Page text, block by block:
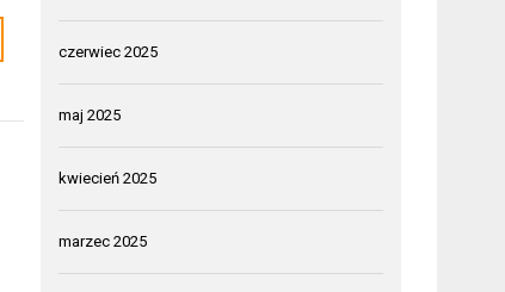
czerwiec 2025
maj 2025
kwiecień 2025
marzec 2025